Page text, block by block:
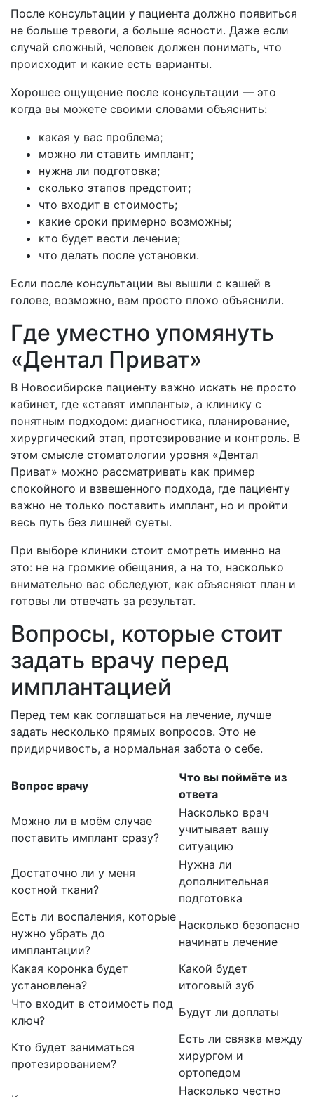
После консультации у пациента должно появиться
не больше тревоги, а больше ясности. Даже если
случай сложный, человек должен понимать, что
происходит и какие есть варианты.
Хорошее ощущение после консультации — это
когда вы можете своими словами объяснить:
какая у вас проблема;
можно ли ставить имплант;
нужна ли подготовка;
сколько этапов предстоит;
что входит в стоимость;
какие сроки примерно возможны;
кто будет вести лечение;
что делать после установки.
Если после консультации вы вышли с кашей в
голове, возможно, вам просто плохо объяснили.
Где уместно упомянуть
«Дентал Приват»
В Новосибирске пациенту важно искать не просто
кабинет, где «ставят импланты», а клинику с
понятным подходом: диагностика, планирование,
хирургический этап, протезирование и контроль. В
этом смысле стоматологии уровня «Дентал
Приват» можно рассматривать как пример
спокойного и взвешенного подхода, где пациенту
важно не только поставить имплант, но и пройти
весь путь без лишней суеты.
При выборе клиники стоит смотреть именно на
это: не на громкие обещания, а на то, насколько
внимательно вас обследуют, как объясняют план и
готовы ли отвечать за результат.
Вопросы, которые стоит
задать врачу перед
имплантацией
Перед тем как соглашаться на лечение, лучше
задать несколько прямых вопросов. Это не
придирчивость, а нормальная забота о себе.
Вопрос врачу
Что вы поймёте из
ответа
Можно ли в моём случае
поставить имплант сразу?
Насколько врач
учитывает вашу
ситуацию
Достаточно ли у меня
костной ткани?
Нужна ли
дополнительная
подготовка
Есть ли воспаления, которые
нужно убрать до
имплантации?
Насколько безопасно
начинать лечение
Какая коронка будет
установлена?
Какой будет
итоговый зуб
Что входит в стоимость под
ключ?
Будут ли доплаты
Кто будет заниматься
протезированием?
Есть ли связка между
хирургом и
ортопедом
Насколько честно